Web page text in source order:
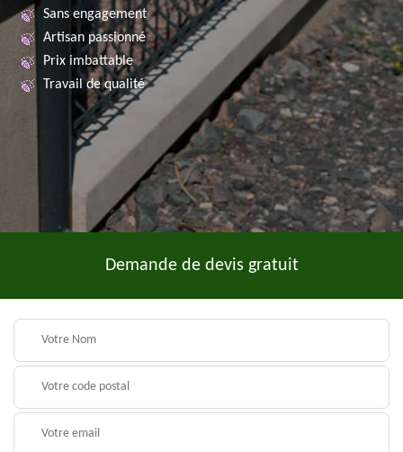
Sans engagement
Artisan passionné
Prix imbattable
Travail de qualité
Demande de devis gratuit